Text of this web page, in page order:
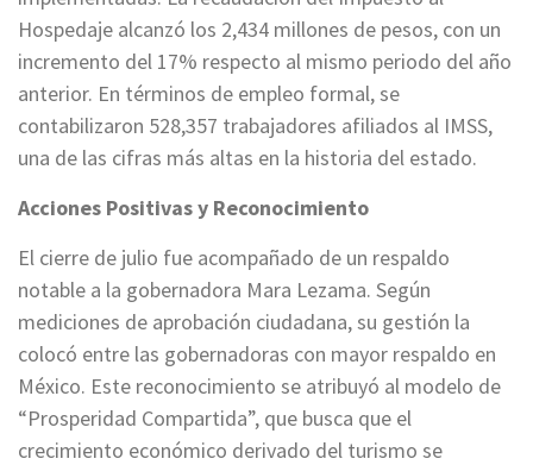
Hospedaje alcanzó los 2,434 millones de pesos, con un
incremento del 17% respecto al mismo periodo del año
anterior. En términos de empleo formal, se
contabilizaron 528,357 trabajadores afiliados al IMSS,
una de las cifras más altas en la historia del estado.
Acciones Positivas y Reconocimiento
El cierre de julio fue acompañado de un respaldo
notable a la gobernadora Mara Lezama. Según
mediciones de aprobación ciudadana, su gestión la
colocó entre las gobernadoras con mayor respaldo en
México. Este reconocimiento se atribuyó al modelo de
“Prosperidad Compartida”, que busca que el
crecimiento económico derivado del turismo se